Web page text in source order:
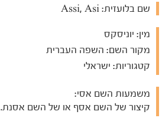
שם בלועזית:
מין: יוניסקס
מקור השם: השפה העברית
קטגוריות: ישראלי
משמעות השם אסי:
קיצור של השם אסף או של השם אסנת.